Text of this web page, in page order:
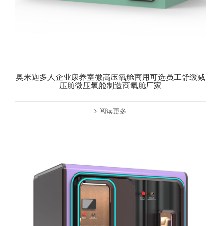
奥米迦多人企业康养室微高压氧舱商用可选员工舒缓减
压舱微压氧舱制造商氧舱厂家
阅读更多